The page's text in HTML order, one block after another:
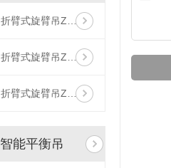
折臂式旋臂吊ZBN-H
折臂式旋臂吊ZBN-W
折臂式旋臂吊ZBN-L
智能平衡吊